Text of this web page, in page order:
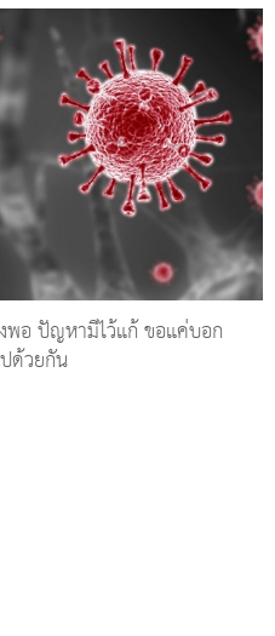
พอ ปัญหามีไว้แก้ ขอแค่บอก
ด้วยกัน